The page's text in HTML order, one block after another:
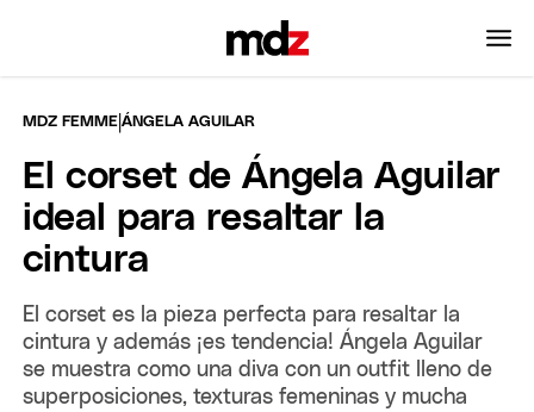
MDZ FEMME |ÁNGELA AGUILAR
El corset de Ángela Aguilar
ideal para resaltar la
cintura
El corset es la pieza perfecta para resaltar la
cintura y además ¡es tendencia! Ángela Aguilar
se muestra como una diva con un outfit lleno de
superposiciones, texturas femeninas y mucha